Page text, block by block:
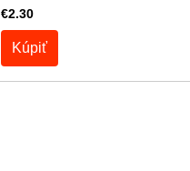
€2.30
Kúpiť